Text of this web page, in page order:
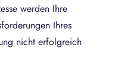
werden Ihre
Ihres
nicht erfolgreich